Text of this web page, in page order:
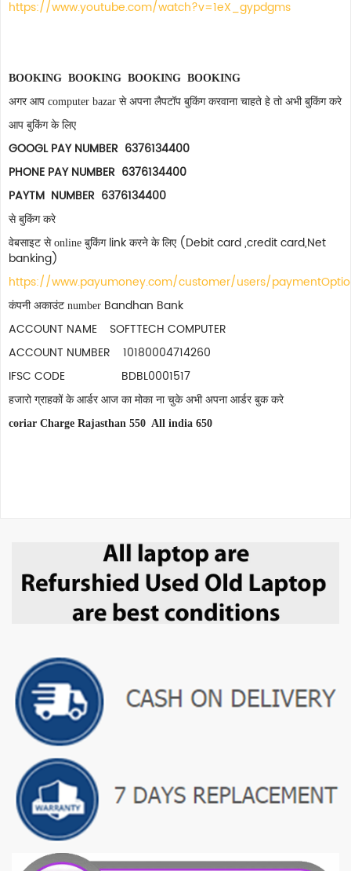
https://www.youtube.com/watch?v=1eX_gypdgms
BOOKING BOOKING BOOKING BOOKING
अगर आप computer bazar से अपना लैपटॉप बुकिंग करवाना चाहते हे तो अभी बुकिंग करे
आप बुकिंग के लिए
GOOGL PAY NUMBER 6376134400
PHONE PAY NUMBER 6376134400
PAYTM NUMBER 6376134400
से बुकिंग करे
वेबसाइट से online बुकिंगlink करने के लिए (Debit card ,credit card,Net
banking)
https://www.payumoney.com/customer/users/
कंपनी अकाउंट number Bandhan Bank
ACCOUNT NAME SOFTTECH COMPUTER
ACCOUNT NUMBER 10180004714260
IFSC CODE BDBL0001517
हजारो ग्राहकों के आर्डर आज का मोका ना चुके अभी अपना आर्डर बुक करे
coriar Charge Rajasthan 550 All india 650